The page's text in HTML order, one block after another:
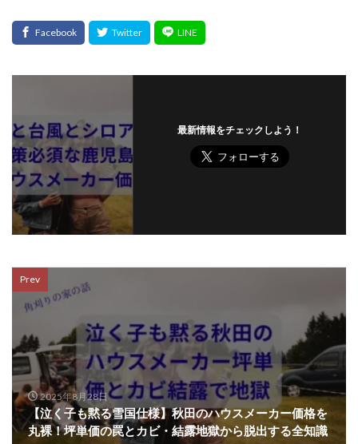
最新情報をチェックしよう！
Prev
2025年8月28日
【泣く子も黙る雪国仕様】秋田のハウスメーカー価格を
丸裸！坪単価の罠とカビ・結露地獄から脱出する全知識